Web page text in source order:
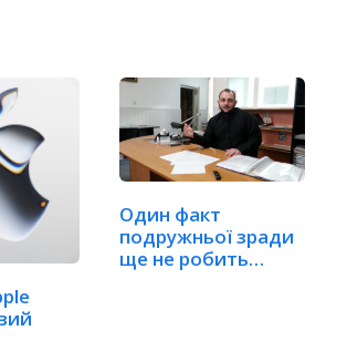
Один факт
подружньої зради
ще не робить